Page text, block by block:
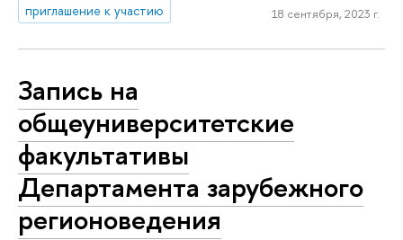
приглашение к участию
18 сентября, 2023 г.
Запись на
общеуниверситетские
факультативы
Департамента зарубежного
регионоведения